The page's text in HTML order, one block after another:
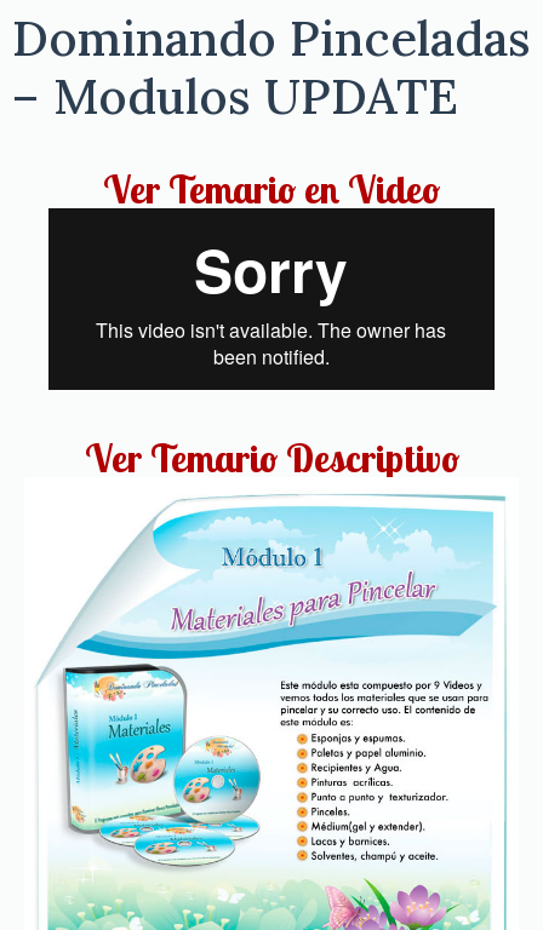
Dominando Pinceladas
– Modulos UPDATE
Ver Temario en Video
Ver Temario Descriptivo